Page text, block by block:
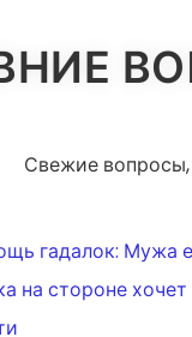
Свежие вопросы,